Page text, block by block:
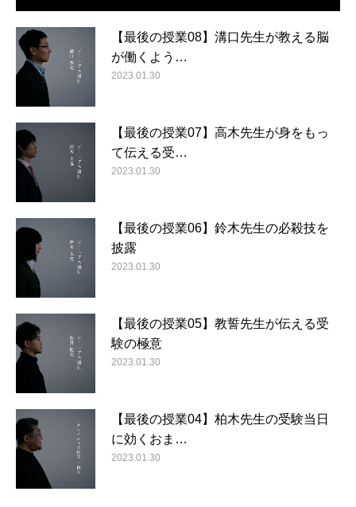
【最後の授業08】溝口先生が教える脳
が働くよう…
2023.01.30
【最後の授業07】高木先生が身をもっ
て伝える受…
2023.01.30
【最後の授業06】鈴木先生の必殺技を
披露
2023.01.30
【最後の授業05】教誓先生が伝える受
験の極意
2023.01.30
【最後の授業04】柏木先生の受験当日
に効くおま…
2023.01.30